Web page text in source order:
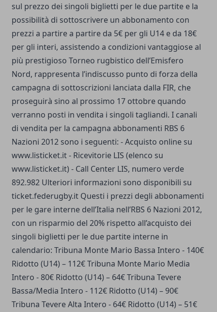
sul prezzo dei singoli biglietti per le due partite e la
possibilità di sottoscrivere un abbonamento con
prezzi a partire a partire da 5€ per gli U14 e da 18€
per gli interi, assistendo a condizioni vantaggiose al
più prestigioso Torneo rugbistico dell’Emisfero
Nord, rappresenta l’indiscusso punto di forza della
campagna di sottoscrizioni lanciata dalla FIR, che
proseguirà sino al prossimo 17 ottobre quando
verranno posti in vendita i singoli tagliandi. I canali
di vendita per la campagna abbonamenti RBS 6
Nazioni 2012 sono i seguenti: - Acquisto online su
www.listicket.it- Ricevitorie LIS (elenco su
www.listicket.it) - Call Center LIS, numero verde
892.982 Ulteriori informazioni sono disponibili su
ticket.federugby.it Questi i prezzi degli abbonamenti
per le gare interne dell’Italia nell’RBS 6 Nazioni 2012,
con un risparmio del 20% rispetto all’acquisto dei
singoli biglietti per le due partite interne in
calendario: Tribuna Monte Mario Bassa Intero - 140€
Ridotto (U14) – 112€ Tribuna Monte Mario Media
Intero - 80€ Ridotto (U14) – 64€ Tribuna Tevere
Bassa/Media Intero - 112€ Ridotto (U14) – 90€
Tribuna Tevere Alta Intero - 64€ Ridotto (U14) – 51€